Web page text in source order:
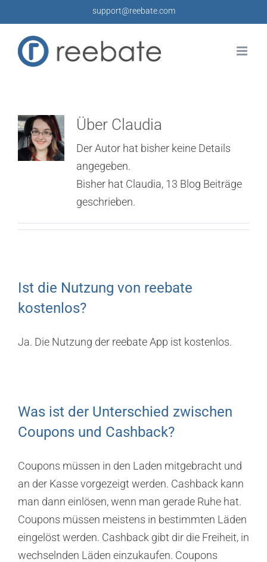
Inhalt
springen
support@reebate.com
Über Claudia
Der Autor hat bisher keine Details
angegeben.
Bisher hat Claudia, 13 Blog Beiträge
geschrieben.
Ist die Nutzung von reebate
kostenlos?
Ja. Die Nutzung der reebate App ist kostenlos.
Was ist der Unterschied zwischen
Coupons und Cashback?
Coupons müssen in den Laden mitgebracht und
an der Kasse vorgezeigt werden. Cashback kann
man dann einlösen, wenn man gerade Ruhe hat.
Coupons müssen meistens in bestimmten Läden
eingelöst werden. Cashback gibt dir die Freiheit, in
wechselnden Läden einzukaufen. Coupons